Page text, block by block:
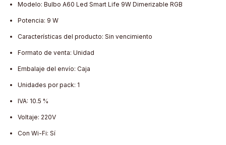
Modelo: Bulbo A60 Led Smart Life 9W Dimerizable RGB
Potencia: 9 W
Características del producto: Sin vencimiento
Formato de venta: Unidad
Embalaje del envío: Caja
Unidades por pack: 1
IVA: 10.5 %
Voltaje: 220V
Con Wi-Fi: Sí